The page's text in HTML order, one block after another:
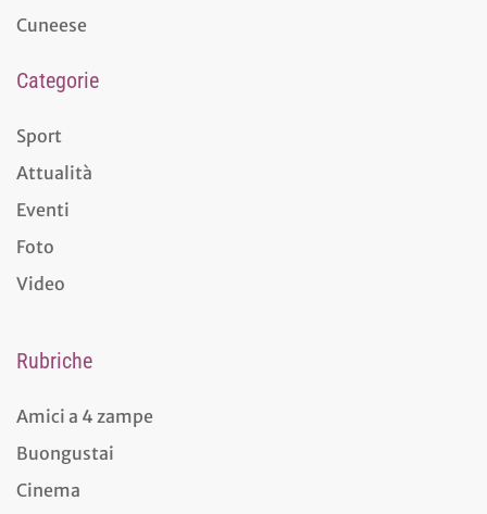
Cuneese
Categorie
Sport
Attualità
Eventi
Foto
Video
Rubriche
Amici a 4 zampe
Buongustai
Cinema